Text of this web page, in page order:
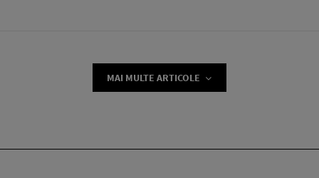
MAI MULTE ARTICOLE